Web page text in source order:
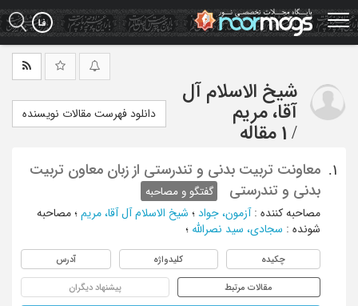
Skip
to
main
شیخ الاسلام آل
آقا، مریم
/ 1 مقاله
دانلود فهرست مقالات نویسنده
1.
معاونت تربیت بدنی و تندرستی از زبان معاون تربیت
بدنی و تندرستی
گفتگو و مصاحبه
مصاحبه کننده : آزمون، جواد ؛ شیخ الاسلام آل آقا، مریم ؛ مصاحبه
شونده : سجادی، سید نصرالله ؛
چکیده کلیدواژه آدرس
مقالات مرتبط پیشنهاد دیگران